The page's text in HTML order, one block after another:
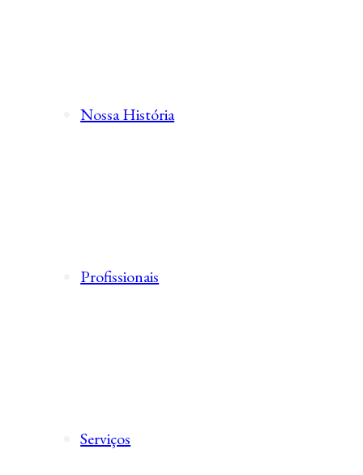
Nossa História
Profissionais
Serviços